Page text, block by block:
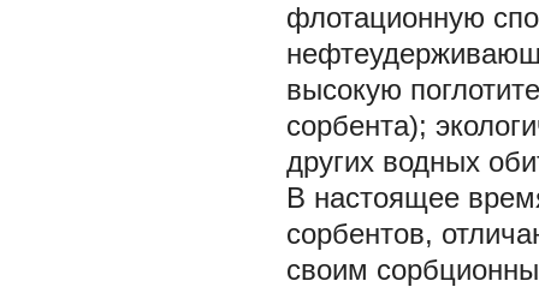
флотационную
высокую
сорбента);
других водных
В настоящее
сорбентов,
своим